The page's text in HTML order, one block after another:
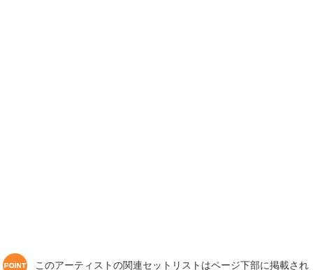
このアーティストの関連セットリストはページ下部に掲載され